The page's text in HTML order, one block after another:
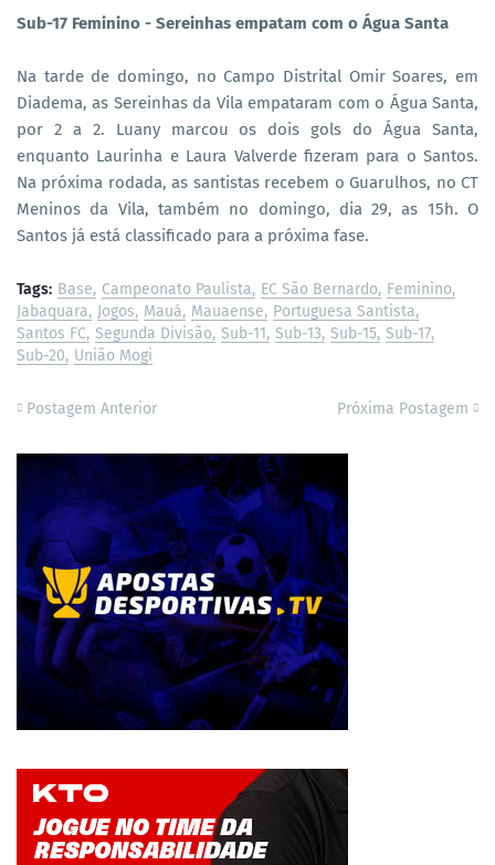
Sub-17 Feminino - Sereinhas empatam com o Água Santa
Na tarde de domingo, no Campo Distrital Omir Soares, em
Diadema, as Sereinhas da Vila empataram com o Água Santa,
por 2 a 2. Luany marcou os dois gols do Água Santa,
enquanto Laurinha e Laura Valverde fizeram para o Santos.
Na próxima rodada, as santistas recebem o Guarulhos, no CT
Meninos da Vila, também no domingo, dia 29, as 15h. O
Santos já está classificado para a próxima fase.
Tags: Base Campeonato Paulista EC São Bernardo Feminino
Jabaquara Jogos Mauá Mauaense Portuguesa Santista
Santos FC Segunda Divisão Sub-11 Sub-13 Sub-15 Sub-17
Sub-20 União Mogi
Postagem Anterior Próxima Postagem